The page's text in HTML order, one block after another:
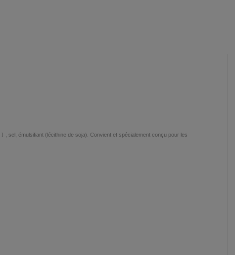
]
, sel, émulsifiant (lécithine de soja). Convient et spécialement conçu pour les